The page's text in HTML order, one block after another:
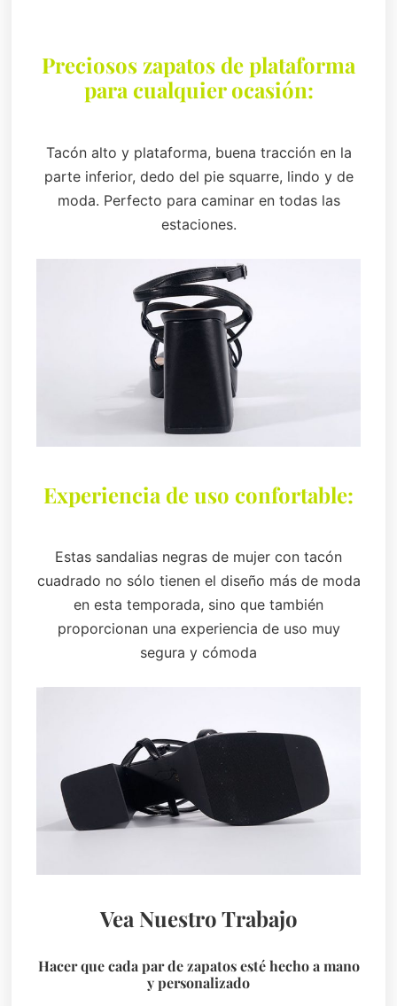
Preciosos zapatos de plataforma
para cualquier ocasión:
Tacón alto y plataforma, buena tracción en la
parte inferior, dedo del pie squarre, lindo y de
moda. Perfecto para caminar en todas las
estaciones.
Experiencia de uso confortable:
Estas sandalias negras de mujer con tacón
cuadrado no sólo tienen el diseño más de moda
en esta temporada, sino que también
proporcionan una experiencia de uso muy
segura y cómoda
Vea Nuestro Trabajo
Hacer que cada par de zapatos esté hecho a mano
y personalizado